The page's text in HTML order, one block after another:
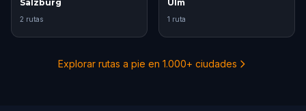
Salzburg
2 rutas
Ulm
1 ruta
Explorar rutas a pie en 1.000+ ciudades